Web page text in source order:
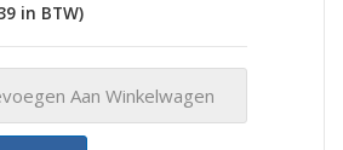
in BTW)
Aan Winkelwagen